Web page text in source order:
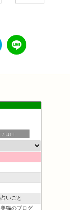
ブロ画
いごと
猫のブログ